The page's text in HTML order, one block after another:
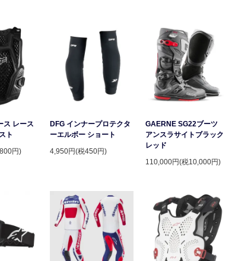
ス レース
ト
円)
DFG インナープロテクタ
ーエルボー ショート
4,950円(税450円)
GAERNE SG22ブーツ
アンスラサイトブラック
レッド
110,000円(税10,000円)